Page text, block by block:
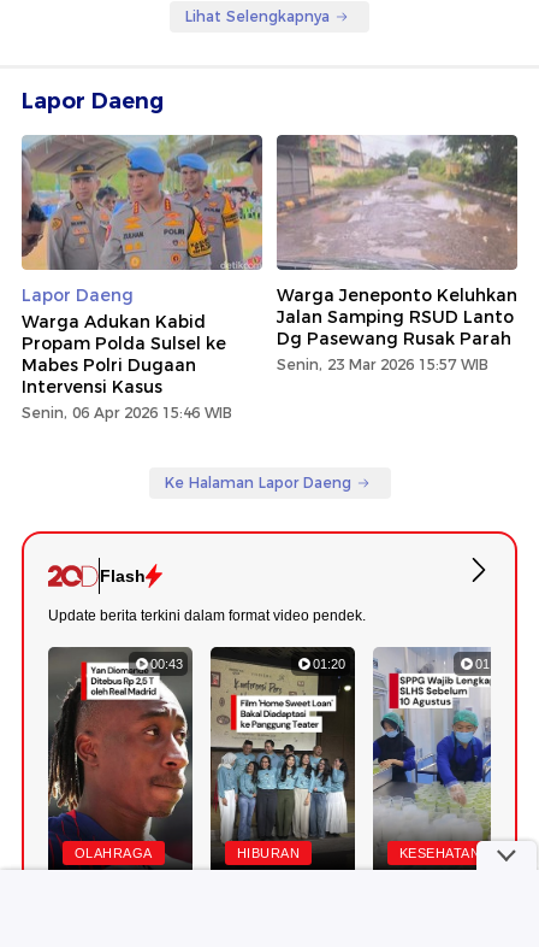
Lihat Selengkapnya
Lapor Daeng
Lapor Daeng
Warga Adukan Kabid
Propam Polda Sulsel ke
Mabes Polri Dugaan
Intervensi Kasus
Senin, 06 Apr 2026 15:46 WIB
Warga Jeneponto Keluhkan
Jalan Samping RSUD Lanto
Dg Pasewang Rusak Parah
Senin, 23 Mar 2026 15:57 WIB
Ke Halaman Lapor Daeng
Flash
Update berita terkini dalam format video pendek.
00:43
OLAHRAGA
01:20
HIBURAN
01:07
KESEHATAN